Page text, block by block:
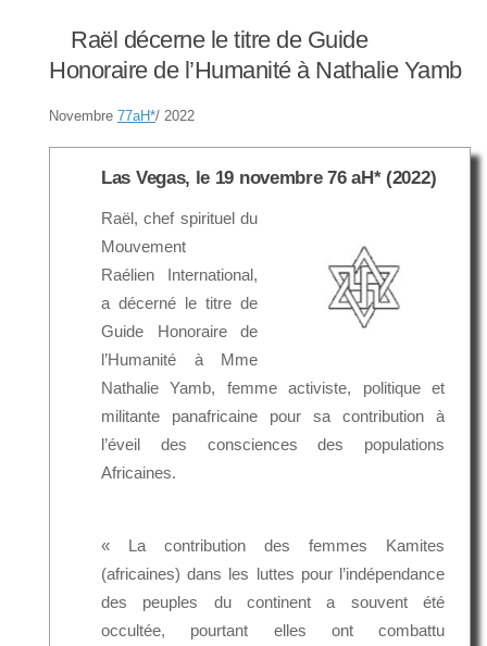
Raël décerne le titre de Guide
Honoraire de l’Humanité à Nathalie Yamb
Novembre 77aH*/ 2022
Las Vegas, le 19 novembre 76 aH* (2022)
Raël, chef spirituel du
Mouvement
Raélien International,
a décerné le titre de
Guide Honoraire de
l’Humanité à Mme
Nathalie Yamb, femme activiste, politique et
militante panafricaine pour sa contribution à
l’éveil des consciences des populations
Africaines.
« La contribution des femmes Kamites
(africaines) dans les luttes pour l’indépendance
des peuples du continent a souvent été
occultée, pourtant elles ont combattu